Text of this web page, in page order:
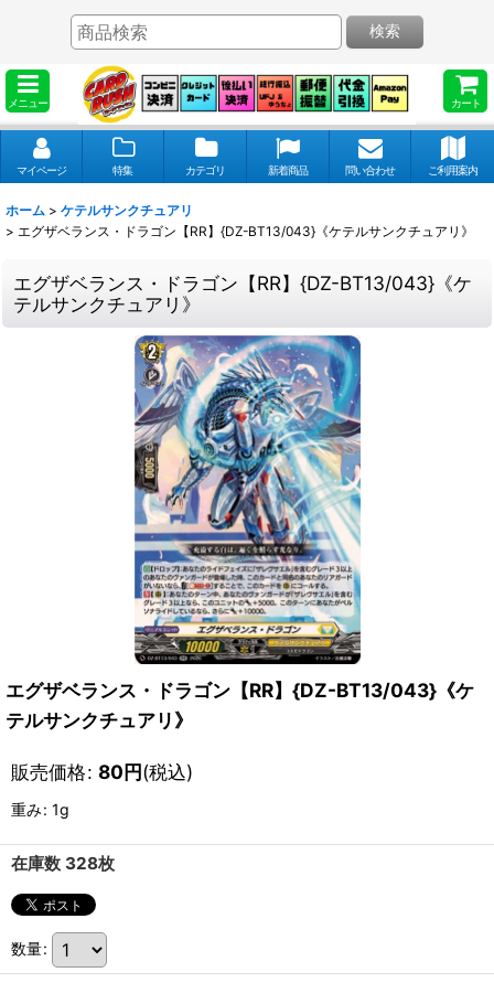
メニュー カート
検索
マイページ 特集 カテゴリ 新着商品 問い合わせ ご利用案内
ホーム > ケテルサンクチュアリ
> エグザベランス・ドラゴン【RR】{DZ-BT13/043}《ケテルサンクチュアリ》
エグザベランス・ドラゴン【RR】{DZ-BT13/043}《ケ
テルサンクチュアリ》
エグザベランス・ドラゴン【RR】{DZ-BT13/043}《ケ
テルサンクチュアリ》
販売価格: 80円(税込)
重み: 1g
在庫数 328枚
数量: